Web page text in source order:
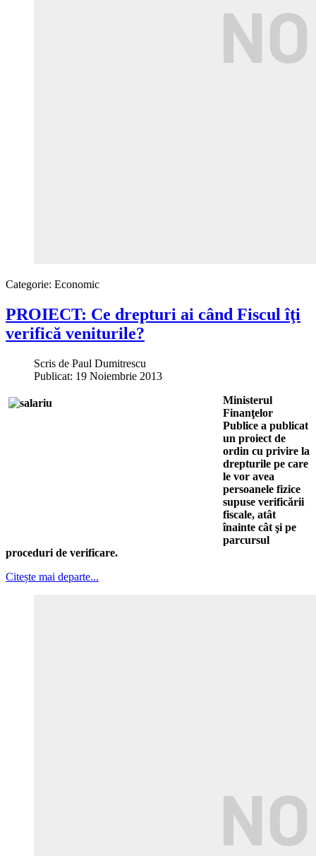
Categorie: Economic
PROIECT: Ce drepturi ai când Fiscul îţi
verifică veniturile?
Scris de Paul Dumitrescu
Publicat: 19 Noiembrie 2013
Ministerul
Finanţelor
Publice a publicat
un proiect de
ordin cu privire la
drepturile pe care
le vor avea
persoanele fizice
supuse verificării
fiscale, atât
înainte cât şi pe
parcursul
proceduri de verificare.
Citește mai departe...